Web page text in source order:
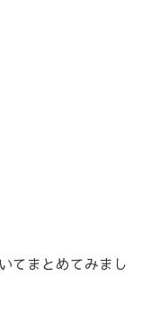
てまとめてみまし